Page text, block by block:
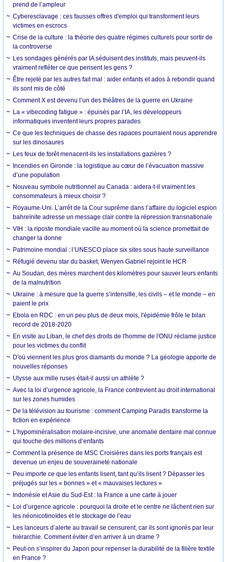
prend de l’ampleur
Cyberesclavage : ces fausses offres d'emploi qui transforment leurs
victimes en escrocs
Crise de la culture : la théorie des quatre régimes culturels pour sortir de
la controverse
Les sondages générés par IA séduisent des instituts, mais peuvent-ils
vraiment refléter ce que pensent les gens ?
Être rejeté par les autres fait mal : aider enfants et ados à rebondir quand
ils sont mis de côté
Comment X est devenu l’un des théâtres de la guerre en Ukraine
La « vibecoding fatigue » : épuisés par l’IA, les développeurs
informatiques inventent leurs propres parades
Ce que les techniques de chasse des rapaces pourraient nous apprendre
sur les dinosaures
Les feux de forêt menacent-ils les installations gazières ?
Incendies en Gironde : la logistique au cœur de l’évacuation massive
d’une population
Nouveau symbole nutritionnel au Canada : aidera-t-il vraiment les
consommateurs à mieux choisir ?
Royaume-Uni. L’arrêt de la Cour suprême dans l’affaire du logiciel espion
bahreïnite adresse un message clair contre la répression transnationale
VIH : la riposte mondiale vacille au moment où la science promettait de
changer la donne
Patrimoine mondial : l’UNESCO place six sites sous haute surveillance
Réfugié devenu star du basket, Wenyen Gabriel rejoint le HCR
Au Soudan, des mères marchent des kilomètres pour sauver leurs enfants
de la malnutrition
Ukraine : à mesure que la guerre s’intensifie, les civils – et le monde – en
paient le prix
Ebola en RDC : en un peu plus de deux mois, l'épidémie frôle le bilan
record de 2018-2020
En visite au Liban, le chef des droits de l'homme de l'ONU réclame justice
pour les victimes du conflit
D'où viennent les plus gros diamants du monde ? La géologie apporte de
nouvelles réponses
Ulysse aux mille ruses était-il aussi un athlète ?
Avec la loi d’urgence agricole, la France contrevient au droit international
sur les zones humides
De la télévision au tourisme : comment Camping Paradis transforme la
fiction en expérience
L’hypominéralisation molaire-incisive, une anomalie dentaire mal connue
qui touche des millions d’enfants
Comment la présence de MSC Croisières dans les ports français est
devenue un enjeu de souveraineté nationale
Peu importe ce que les enfants lisent, tant qu’ils lisent ? Dépasser les
préjugés sur les « bonnes » et « mauvaises lectures »
Indonésie et Asie du Sud-Est : la France a une carte à jouer
Loi d’urgence agricole : pourquoi la droite et le centre ne lâchent rien sur
les néonicotinoïdes et le stockage de l’eau
Les lanceurs d’alerte au travail se censurent, car ils sont ignorés par leur
hiérarchie. Comment éviter d’en arriver à un drame ?
Peut-on s’inspirer du Japon pour repenser la durabilité de la filière textile
en France ?